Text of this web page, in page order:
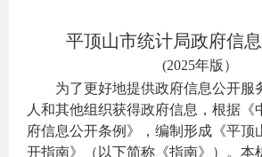
平顶山市统计局政府信
(2025年版）
为了更好地提供政府信息公开服
人和其他组织获得政府信息，根据《
府信息公开条例》，编制形成《平顶
开指南》（以下简称《指南》）。本